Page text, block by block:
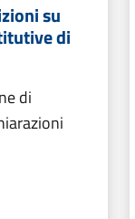
su
di
di